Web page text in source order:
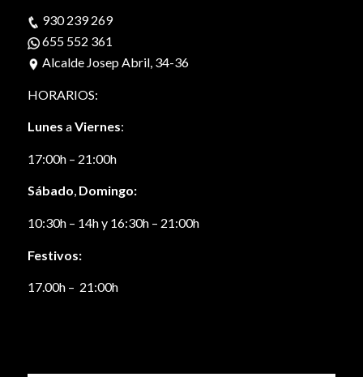
930 239 269
655 552 361
Alcalde Josep Abril, 34-36
HORARIOS:
Lunes aViernes:
17:00h – 21:00h
Sábado, Domingo:
10:30h – 14h y 16:30h – 21:00h
Festivos:
17.00h – 21:00h